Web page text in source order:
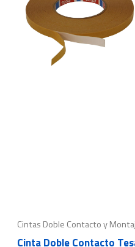
Cintas Doble Contacto y
Cinta Doble Contacto